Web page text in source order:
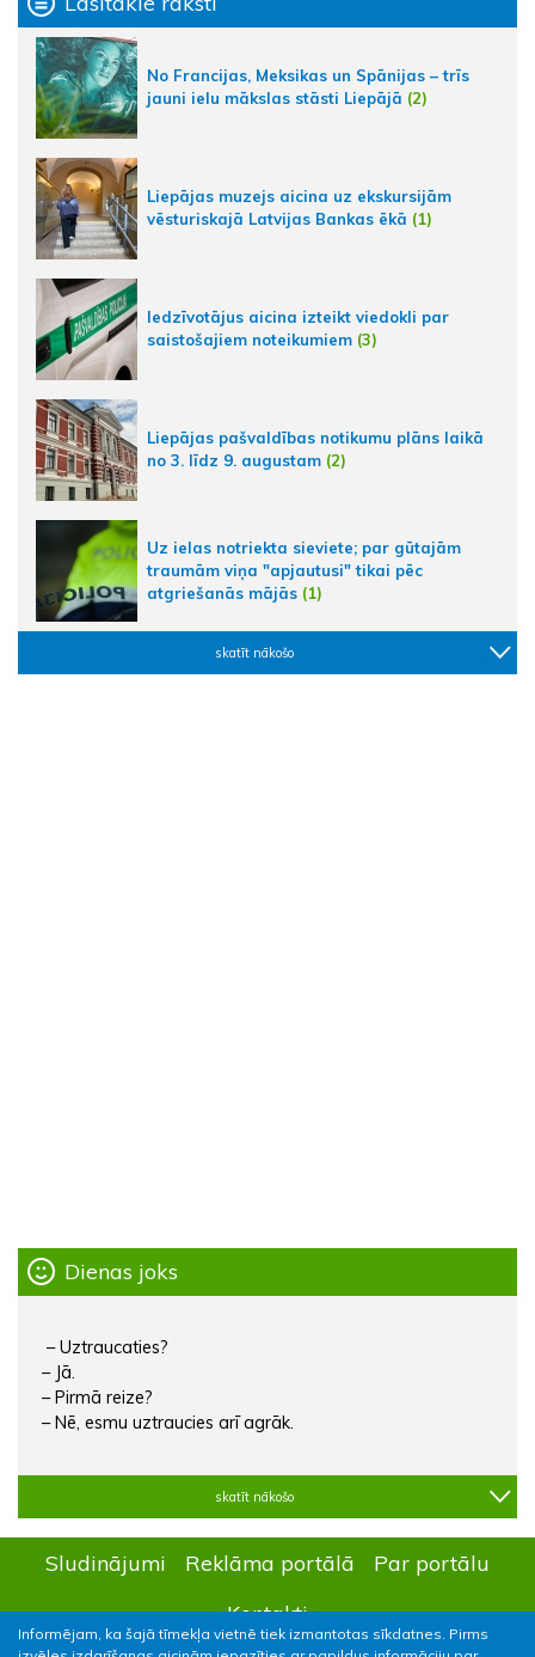
Informējam, ka šajā tīmekļa vietnē tiek izmantotas sīkdatnes. Pirms
No Francijas, Meksikas un Spānijas – trīs
jauni ielu mākslas stāsti Liepājā (2)
Liepājas muzejs aicina uz ekskursijām
vēsturiskajā Latvijas Bankas ēkā (1)
Iedzīvotājus aicina izteikt viedokli par
saistošajiem noteikumiem (3)
Liepājas pašvaldības notikumu plāns laikā
no 3. līdz 9. augustam (2)
Uz ielas notriekta sieviete; par gūtajām
traumām viņa "apjautusi" tikai pēc
atgriešanās mājās (1)
skatīt nākošo
Dienas joks
– Uztraucaties?
– Jā.
– Pirmā reize?
– Nē, esmu uztraucies arī agrāk.
skatīt nākošo
Sludinājumi Reklāma portālā
Par portālu
Kontakti